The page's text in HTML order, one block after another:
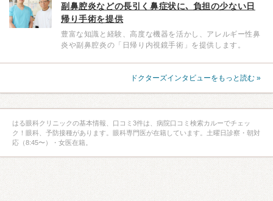
副鼻腔炎などの長引く鼻症状に､ 負担の少ない日
帰り手術を提供
豊富な知識と経験、高度な機器を活かし、アレルギー性鼻
炎や副鼻腔炎の「日帰り内視鏡手術」を提供します。
ドクターズインタビューをもっと読む »
はる眼科クリニックの基本情報、口コミ3件は、病院口コミ検索カルーでチェッ
ク！眼科、予防接種があります。眼科専門医が在籍しています。土曜日診察・朝対
応（8:45〜）・女医在籍。